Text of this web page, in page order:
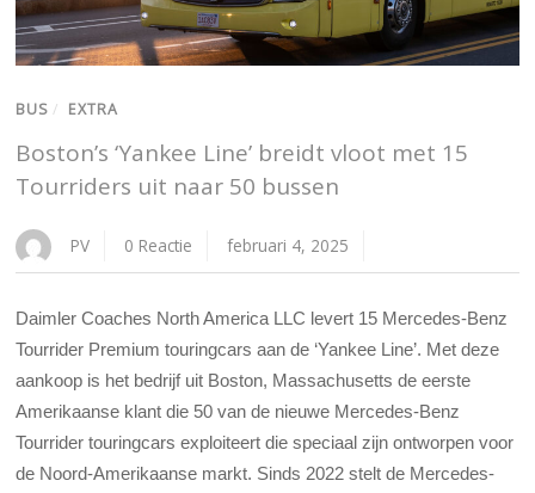
BUS / EXTRA
Boston’s ‘Yankee Line’ breidt vloot met 15
Tourriders uit naar 50 bussen
PV 0 Reactie februari 4, 2025
Daimler Coaches North America LLC levert 15 Mercedes-Benz
Tourrider Premium touringcars aan de ‘Yankee Line’. Met deze
aankoop is het bedrijf uit Boston, Massachusetts de eerste
Amerikaanse klant die 50 van de nieuwe Mercedes-Benz
Tourrider touringcars exploiteert die speciaal zijn ontworpen voor
de Noord-Amerikaanse markt. Sinds 2022 stelt de Mercedes-